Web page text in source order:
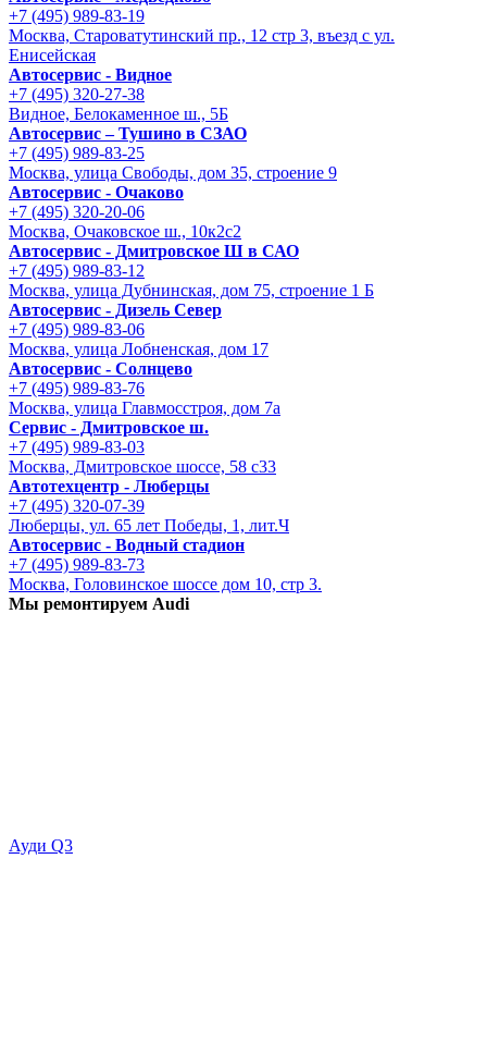
+7 (495) 989-83-19
Москва, Староватутинский пр., 12 стр 3, въезд с ул.
Енисейская
Автосервис - Видное
+7 (495) 320-27-38
Видное, Белокаменное ш., 5Б
Автосервис – Тушино в СЗАО
+7 (495) 989-83-25
Москва, улица Свободы, дом 35, строение 9
Автосервис - Очаково
+7 (495) 320-20-06
Москва, Очаковское ш., 10к2с2
Автосервис - Дмитровское Ш в САО
+7 (495) 989-83-12
Москва, улица Дубнинская, дом 75, строение 1 Б
Автосервис - Дизель Север
+7 (495) 989-83-06
Москва, улица Лобненская, дом 17
Автосервис - Солнцево
+7 (495) 989-83-76
Москва, улица Главмосстроя, дом 7а
Сервис - Дмитровское ш.
+7 (495) 989-83-03
Москва, Дмитровское шоссе, 58 с33
Автотехцентр - Люберцы
+7 (495) 320-07-39
Люберцы, ул. 65 лет Победы, 1, лит.Ч
Автосервис - Водный стадион
+7 (495) 989-83-73
Москва, Головинское шоссе дом 10, стр 3.
Мы ремонтируем Audi
Ауди Q3